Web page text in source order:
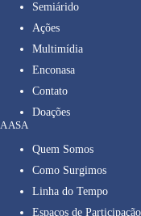
Semiárido
Ações
Multimídia
Enconasa
Contato
Doações
A ASA
Quem Somos
Como Surgimos
Linha do Tempo
Espaços de Participação